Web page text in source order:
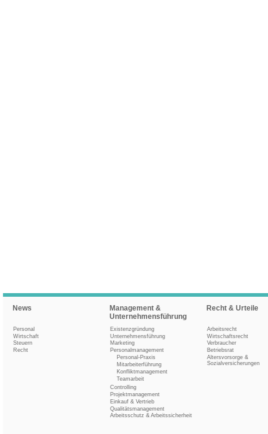
News
Personal
Wirtschaft
Steuern
Recht
Management &
Unternehmensführung
Existenzgründung
Unternehmensführung
Marketing
Personalmanagement
Personal-Praxis
Mitarbeiterführung
Konfliktmanagement
Teamarbeit
Controlling
Projektmanagement
Einkauf & Vertrieb
Qualitätsmanagement
Arbeitsschutz & Arbeitssicherheit
Recht & Urteile
Arbeitsrecht
Wirtschaftsrecht
Verbraucher
Betriebsrat
Altersvorsorge &
Sozialversicherungen